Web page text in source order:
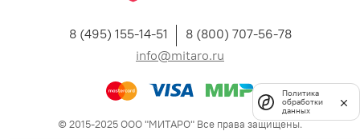
8 (495) 155-14-51
8 (800) 707-56-78
info@mitaro.ru
© 2015-2025 ООО "МИТАРО" Все права защищены.
Политика
обработки
данных